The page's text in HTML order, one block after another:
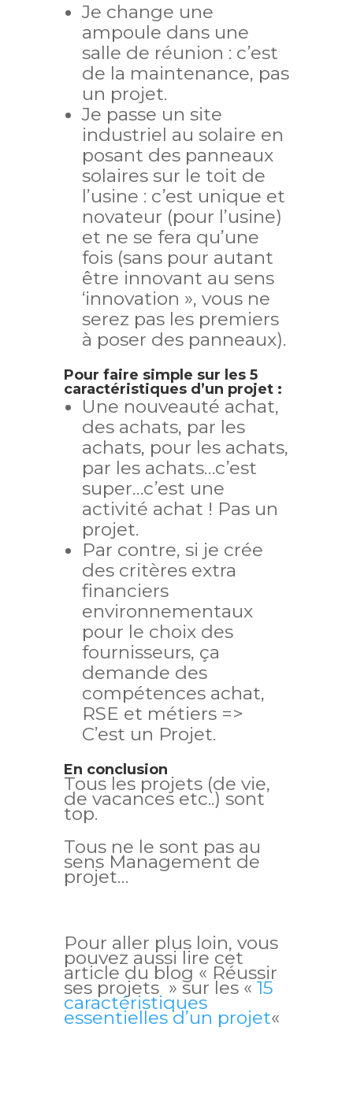
Je change une
ampoule dans une
salle de réunion : c’est
de la maintenance, pas
un projet.
Je passe un site
industriel au solaire en
posant des panneaux
solaires sur le toit de
l’usine : c’est unique et
novateur (pour l’usine)
et ne se fera qu’une
fois (sans pour autant
être innovant au sens
‘innovation », vous ne
serez pas les premiers
à poser des panneaux).
Pour faire simple sur les 5
caractéristiques d’un projet :
Une nouveauté achat,
des achats, par les
achats, pour les achats,
par les achats…c’est
super…c’est une
activité achat ! Pas un
projet.
Par contre, si je crée
des critères extra
financiers
environnementaux
pour le choix des
fournisseurs, ça
demande des
compétences achat,
RSE et métiers =>
C’est un Projet.
En conclusion
Tous les projets (de vie,
de vacances etc..) sont
top.
Tous ne le sont pas au
sens Management de
projet…
Pour aller plus loin, vous
pouvez aussi lire cet
article du blog « Réussir
ses projets » sur les « 15
caractéristiques
essentielles d’un projet«